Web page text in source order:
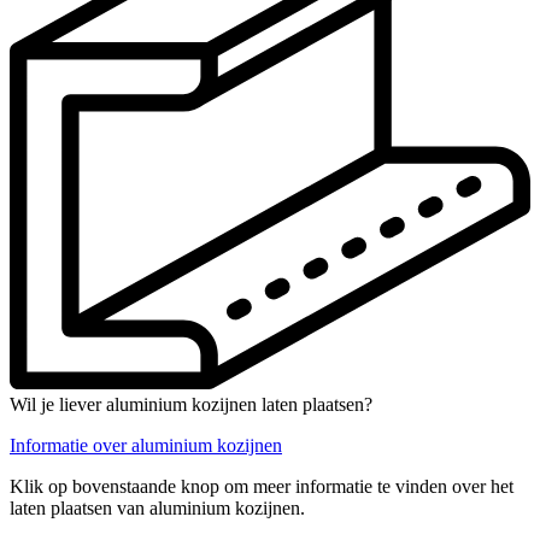
Wil je liever aluminium kozijnen laten plaatsen?
Informatie over aluminium kozijnen
Klik op bovenstaande knop om meer informatie te vinden over het
laten plaatsen van aluminium kozijnen.